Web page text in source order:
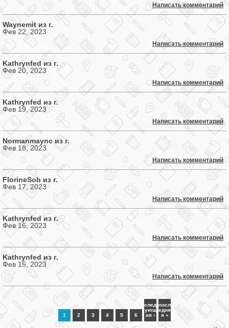
Написать комментарий
Waynemit из г.
Фев 22, 2023
Написать комментарий
Kathrynfed из г.
Фев 20, 2023
Написать комментарий
Kathrynfed из г.
Фев 19, 2023
Написать комментарий
Normanmaync из г.
Фев 18, 2023
Написать комментарий
FlorineSob из г.
Фев 17, 2023
Написать комментарий
Kathrynfed из г.
Фев 16, 2023
Написать комментарий
Kathrynfed из г.
Фев 15, 2023
Написать комментарий
1 2 3 4 5 6
след
ующ
ая ›
посл
едня
я »